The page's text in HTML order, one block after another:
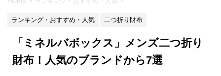
ランキング・おすすめ・人気 二つ折り財布
「ミネルバボックス」メンズ二つ折り
財布！人気のブランドから7選